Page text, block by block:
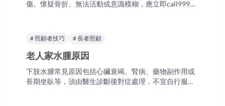
傷、懷疑骨折、無法活動或意識模糊，應立即call999。
險。
# 照顧者技巧 # 長者照顧
老人家水腫原因
下肢水腫常見原因包括心臟衰竭、腎病、藥物副作用或
長期坐臥等，須由醫生診斷後對症處理，不宜自行服用